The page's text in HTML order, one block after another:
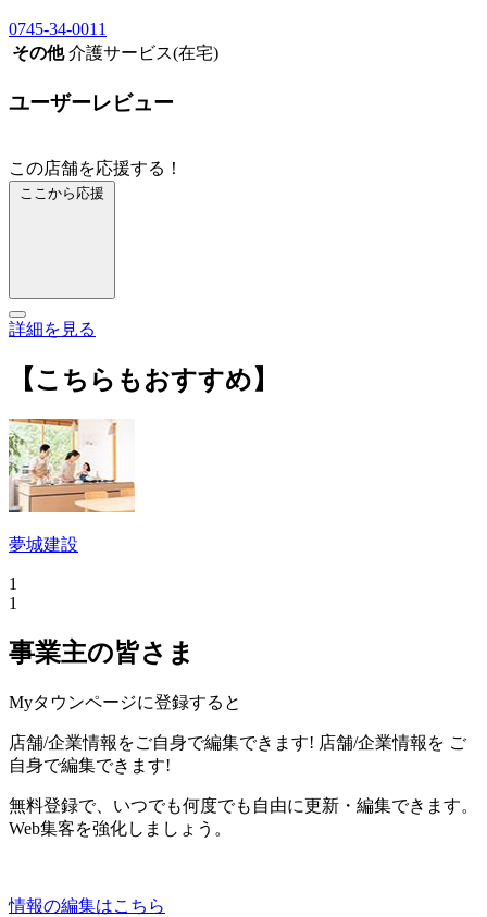
0745-34-0011
その他 介護サービス(在宅)
ユーザーレビュー
この店舗を応援する！
ここから応援
詳細を見る
【こちらもおすすめ】
夢城建設
1
1
事業主の皆さま
Myタウンページに登録すると
店舗/企業情報をご自身で編集できます! 店舗/企業情報を ご
自身で編集できます!
無料登録で、いつでも何度でも自由に更新・編集できます。
Web集客を強化しましょう。
情報の編集はこちら